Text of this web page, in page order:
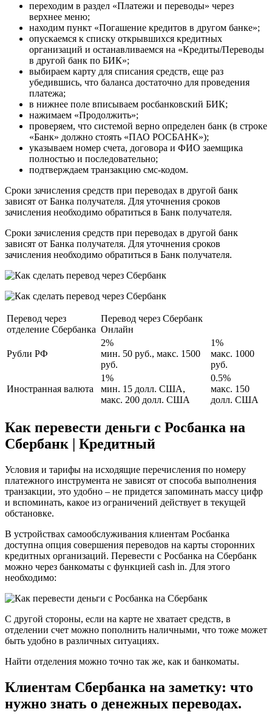
переходим в раздел «Платежи и переводы» через
верхнее меню;
находим пункт «Погашение кредитов в другом банке»;
опускаемся к списку открывшихся кредитных
организаций и останавливаемся на «Кредиты/Переводы
в другой банк по БИК»;
выбираем карту для списания средств, еще раз
убедившись, что баланса достаточно для проведения
платежа;
в нижнее поле вписываем росбанковский БИК;
нажимаем «Продолжить»;
проверяем, что системой верно определен банк (в строке
«Банк» должно стоять «ПАО РОСБАНК»);
указываем номер счета, договора и ФИО заемщика
полностью и последовательно;
подтверждаем транзакцию смс-кодом.
Сроки зачисления средств при переводах в другой банк
зависят от Банка получателя. Для уточнения сроков
зачисления необходимо обратиться в Банк получателя.
Сроки зачисления средств при переводах в другой банк
зависят от Банка получателя. Для уточнения сроков
зачисления необходимо обратиться в Банк получателя.
Перевод через
отделение Сбербанка
Перевод через Сбербанк
Онлайн
Рубли РФ
2%
мин. 50 руб., макс. 1500
руб.
1%
макс. 1000
руб.
Иностранная валюта
1%
мин. 15 долл. США,
макс. 200 долл. США
0.5%
макс. 150
долл. США
Как перевести деньги с Росбанка на
Сбербанк | Кредитный
Условия и тарифы на исходящие перечисления по номеру
платежного инструмента не зависят от способа выполнения
транзакции, это удобно – не придется запоминать массу цифр
и вспоминать, какое из ограничений действует в текущей
обстановке.
В устройствах самообслуживания клиентам Росбанка
доступна опция совершения переводов на карты сторонних
кредитных организаций. Перевести с Росбанка на Сбербанк
можно через банкоматы с функцией cash in. Для этого
необходимо:
С другой стороны, если на карте не хватает средств, в
отделении счет можно пополнить наличными, что тоже может
быть удобно в различных ситуациях.
Найти отделения можно точно так же, как и банкоматы.
Клиентам Сбербанка на заметку: что
нужно знать о денежных переводах.